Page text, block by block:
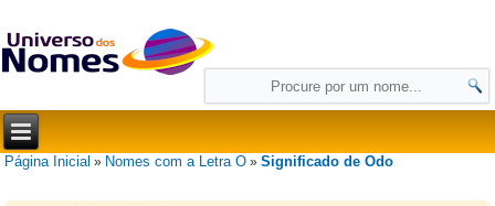
Página Inicial » Nomes com a Letra O »Significado de Odo